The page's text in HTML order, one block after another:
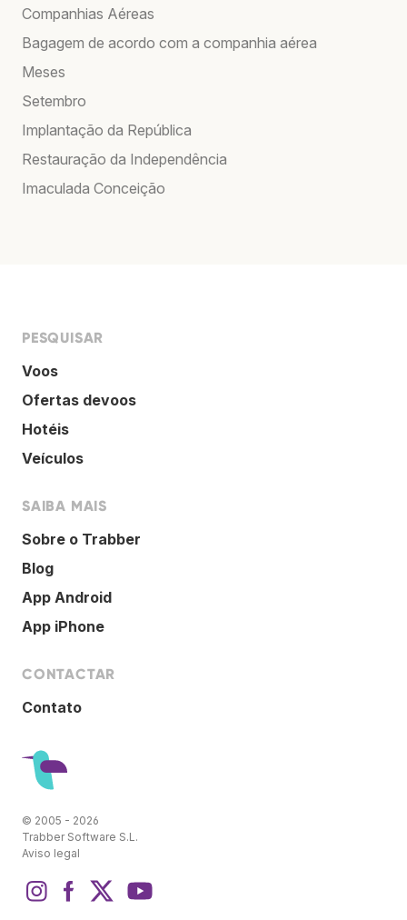
Companhias Aéreas
Bagagem de acordo com a companhia aérea
Meses
Setembro
Implantação da República
Restauração da Independência
Imaculada Conceição
PESQUISAR
Voos
Ofertas devoos
Hotéis
Veículos
SAIBA MAIS
Sobre o Trabber
Blog
App Android
App iPhone
CONTACTAR
Contato
© 2005 - 2026
Trabber Software S.L.
Aviso legal